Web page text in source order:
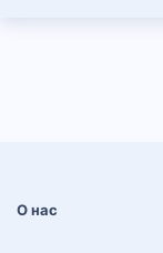
О нас